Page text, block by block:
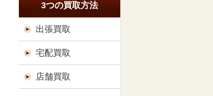
3つの買取方法
出張買取
宅配買取
店舗買取